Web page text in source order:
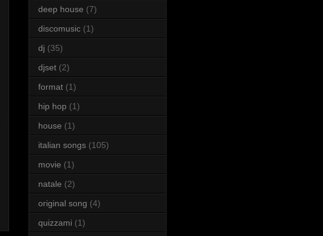
deep house (7)
discomusic (1)
dj (35)
djset (2)
format (1)
hip hop (1)
house (1)
italian songs (105)
movie (1)
natale (2)
original song (4)
quizzami (1)